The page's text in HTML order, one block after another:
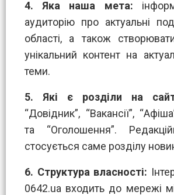
4. Яка наша мета:
аудиторію про актуальні
області, а також
унікальний контент на
теми.
5. Які є розділи на
“Довідник”, “Вакансії”,
та “Оголошення”.
стосується саме розділу
6. Структура власності:
0642.ua входить до мережі